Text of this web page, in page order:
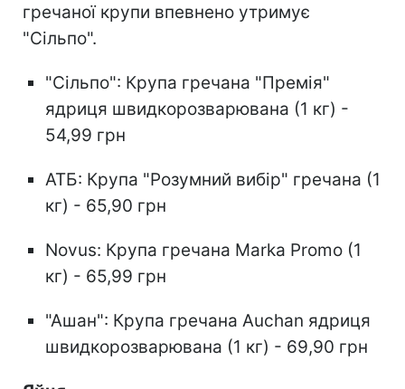
гречаної крупи впевнено утримує
"Сільпо".
"Сільпо": Крупа гречана "Премія"
ядриця швидкорозварювана (1 кг) -
54,99 грн
АТБ: Крупа "Розумний вибір" гречана (1
кг) - 65,90 грн
Novus: Крупа гречана Marka Promo (1
кг) - 65,99 грн
"Ашан": Крупа гречана Auchan ядриця
швидкорозварювана (1 кг) - 69,90 грн